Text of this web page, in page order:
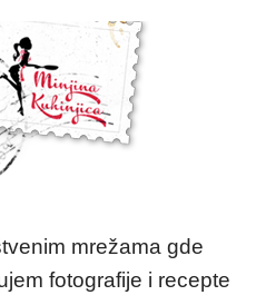
mrežama gde
fotografije i recepte